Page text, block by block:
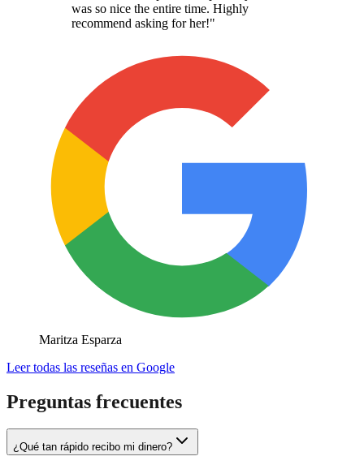
was so nice the entire time. Highly
recommend asking for her!"
Maritza Esparza
Leer todas las reseñas en Google
Preguntas frecuentes
¿Qué tan rápido recibo mi dinero?